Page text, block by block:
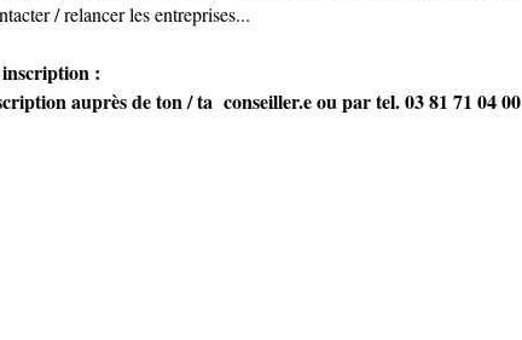
/ relancer les entreprises...
:
auprès de ton / ta  conseiller.e ou par tel. 03 81 71 04 00